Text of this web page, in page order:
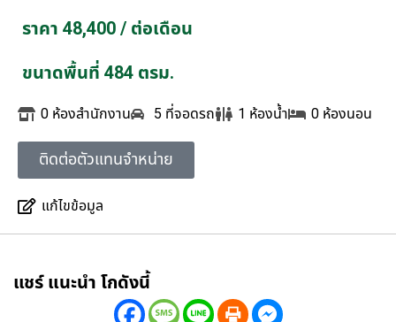
ราคา 48,400 / ต่อเดือน
ขนาดพื้นที่ 484 ตรม.
0 ห้องสำนักงาน 5 ที่จอดรถ 1 ห้องน้ำ 0 ห้องนอน
ติดต่อตัวแทนจำหน่าย
แก้ไขข้อมูล
แชร์ แนะนำ โกดังนี้